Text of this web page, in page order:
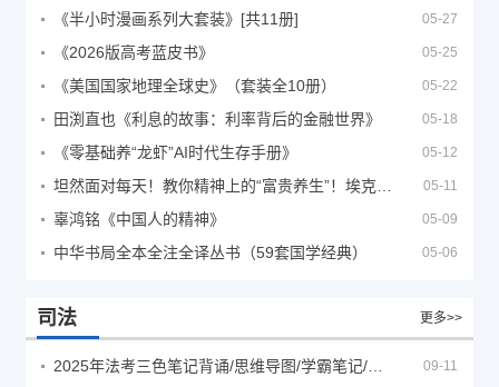
《半小时漫画系列大套装》[共11册] 05-27
《2026版高考蓝皮书》 05-25
《美国国家地理全球史》（套装全10册） 05-22
田渕直也《利息的故事：利率背后的金融世界》 05-18
《零基础养“龙虾”AI时代生存手册》 05-12
05-11
辜鸿铭《中国人的精神》 05-09
中华书局全本全注全译丛书（59套国学经典） 05-06
司法 更多>>
09-11